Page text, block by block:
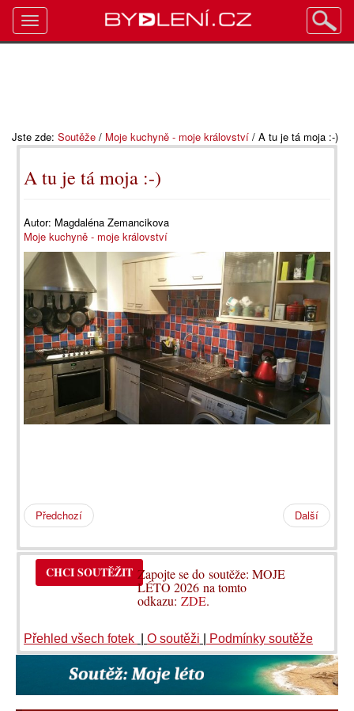
Jste zde: Soutěže / Moje kuchyně - moje království / A tu je tá moja :-)
A tu je tá moja :-)
Autor: Magdaléna Zemancikova
Moje kuchyně - moje království
Předchozí Další
CHCI SOUTĚŽIT Zapojte se do soutěže: MOJE
LÉTO 2026 na tomto
odkazu:ZDE.
Přehled všech fotek O soutěži Podmínky soutěže
Toggle
navigation